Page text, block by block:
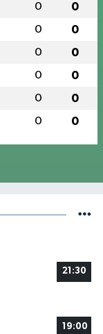
0 0
0 0
0 0
0 0
0 0
0 0
21:30
19:00